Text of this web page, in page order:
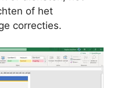
of het
correcties.